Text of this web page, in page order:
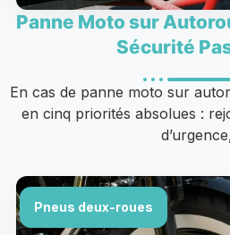
Panne Moto sur
Sécurité
En cas de panne moto sur
en cinq priorités absolues :
Pneus deux-roues